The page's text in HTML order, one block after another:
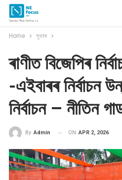
Home সুখবৰ
ৰাণীত বিজেপিৰ
-এইবাৰৰ নিৰ্বাচন
নিৰ্বাচন – নীতিন
By Admin ON APR 2, 2026